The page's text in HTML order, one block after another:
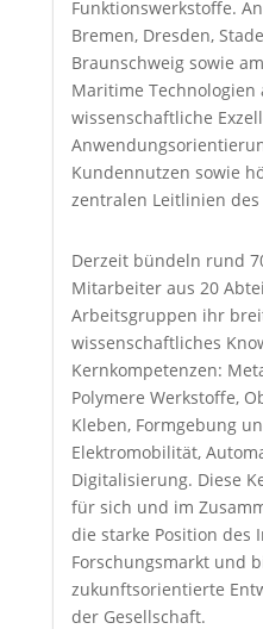
Funktionswerkstoffe.
Bremen, Dresden,
Braunschweig sowie
Maritime Technologien
wissenschaftliche
Kundennutzen sowie
zentralen Leitlinien
Derzeit bündeln rund
Mitarbeiter aus 20
Arbeitsgruppen ihr
wissenschaftliches
Kernkompetenzen:
Polymere Werkstoffe,
Kleben, Formgebung
Elektromobilität,
Digitalisierung. Diese
für sich und im
die starke Position des
Forschungsmarkt und
zukunftsorientierte
der Gesellschaft.